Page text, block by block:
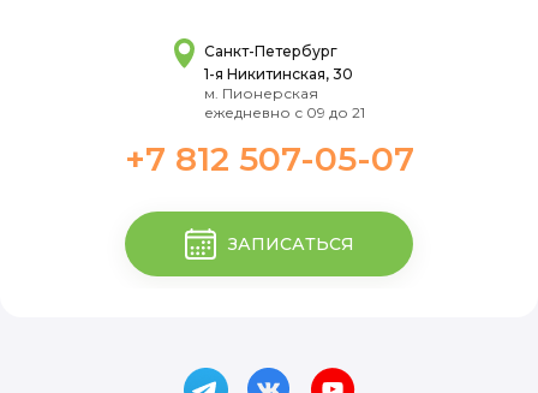
Санкт-Петербург
1-я Никитинская, 30
м. Пионерская
ежедневно с 09 до 21
+7 812 507-05-07
ЗАПИСАТЬСЯ